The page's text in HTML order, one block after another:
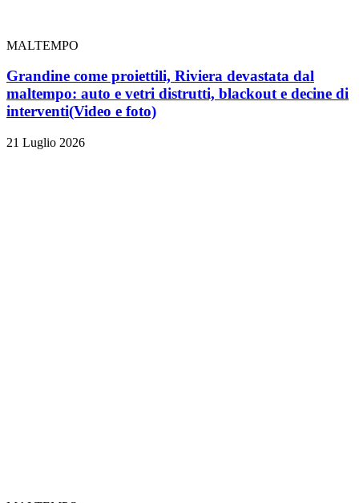
MALTEMPO
Grandine come proiettili, Riviera devastata dal
maltempo: auto e vetri distrutti, blackout e decine di
interventi(Video e foto)
21 Luglio 2026